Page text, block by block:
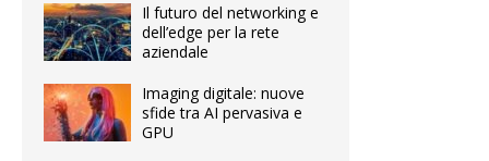
Il futuro del networking e
dell’edge per la rete
aziendale
Imaging digitale: nuove
sfide tra AI pervasiva e
GPU